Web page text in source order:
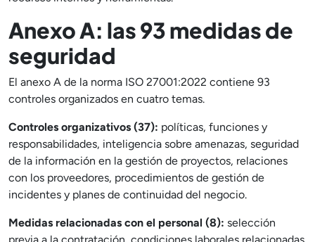
Anexo A: las 93 medidas de
seguridad
El anexo A de la norma ISO 27001:2022 contiene 93
controles organizados en cuatro temas.
Controles organizativos (37): políticas, funciones y
responsabilidades, inteligencia sobre amenazas, seguridad
de la información en la gestión de proyectos, relaciones
con los proveedores, procedimientos de gestión de
incidentes y planes de continuidad del negocio.
Medidas relacionadas con el personal (8): selección